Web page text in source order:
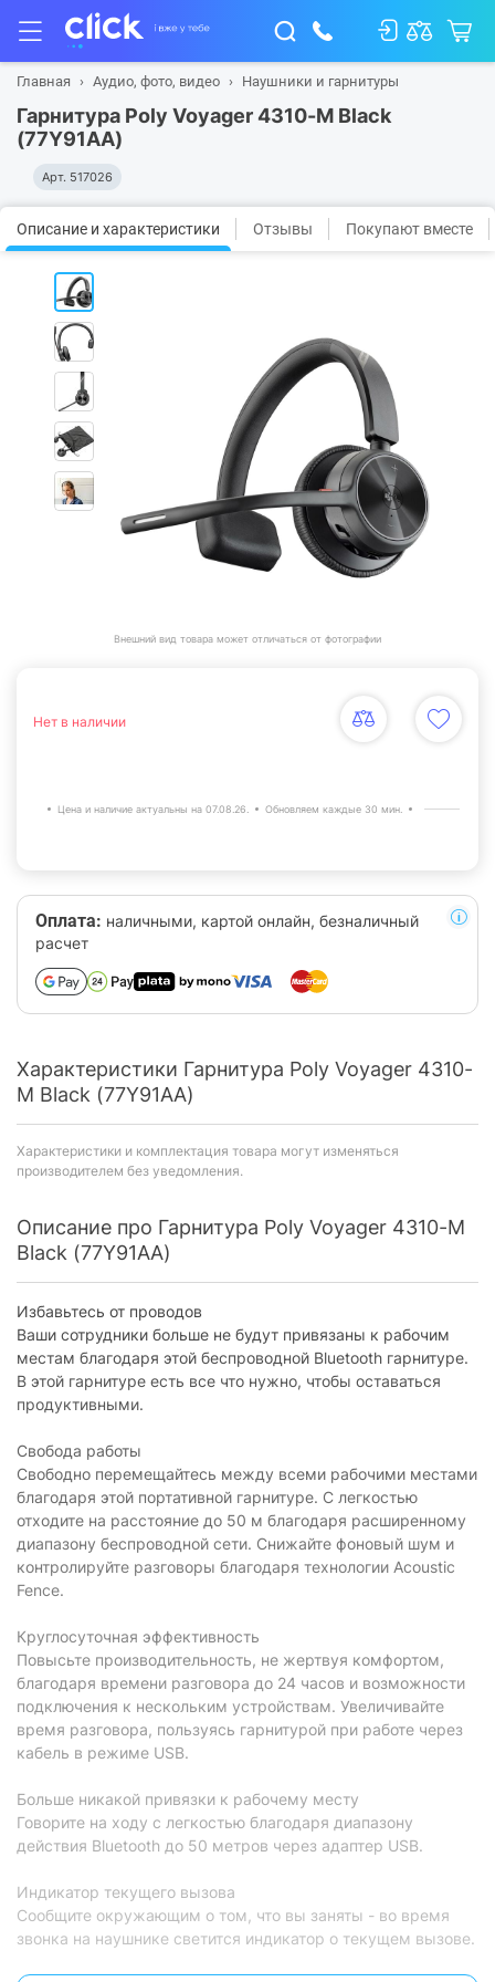
Главная Аудио, фото, видео Наушники и гарнитуры
Гарнитура Poly Voyager 4310-M Black
(77Y91AA)
Арт. 517026
Описание и характеристики Отзывы Покупают вместе
Внешний вид товара может отличаться от фотографии
Нет в наличии
Цена и наличие актуальны на 07.08.26. Обновляем каждые 30 мин.
Оплата: наличными, картой онлайн, безналичный
расчет
Характеристики Гарнитура Poly Voyager 4310-
M Black (77Y91AA)
Характеристики и комплектация товара могут изменяться
производителем без уведомления.
Описание про Гарнитура Poly Voyager 4310-M
Black (77Y91AA)
Избавьтесь от проводов
Ваши сотрудники больше не будут привязаны к рабочим
местам благодаря этой беспроводной Bluetooth гарнитуре.
В этой гарнитуре есть все что нужно, чтобы оставаться
продуктивными.
Свобода работы
Свободно перемещайтесь между всеми рабочими местами
благодаря этой портативной гарнитуре. С легкостью
отходите на расстояние до 50 м благодаря расширенному
диапазону беспроводной сети. Снижайте фоновый шум и
контролируйте разговоры благодаря технологии Acoustic
Fence.
Круглосуточная эффективность
Повысьте производительность, не жертвуя комфортом,
благодаря времени разговора до 24 часов и возможности
подключения к нескольким устройствам. Увеличивайте
время разговора, пользуясь гарнитурой при работе через
кабель в режиме USB.
Больше никакой привязки к рабочему месту
Говорите на ходу с легкостью благодаря диапазону
действия Bluetooth до 50 метров через адаптер USB.
Индикатор текущего вызова
Сообщите окружающим о том, что вы заняты - во время
звонка на наушнике светится индикатор о текущем вызове.